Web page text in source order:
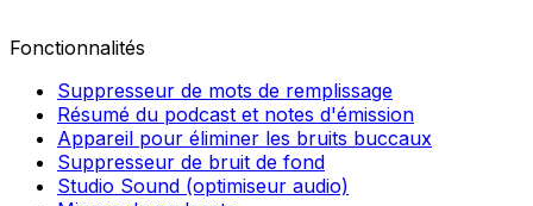
Fonctionnalités
Suppresseur de mots de remplissage
Résumé du podcast et notes d'émission
Appareil pour éliminer les bruits buccaux
Suppresseur de bruit de fond
Studio Sound (optimiseur audio)